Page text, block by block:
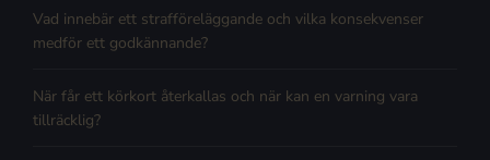
Vad innebär ett strafföreläggande och vilka konsekvenser
medför ett godkännande?
När får ett körkort återkallas och när kan en varning vara
tillräcklig?